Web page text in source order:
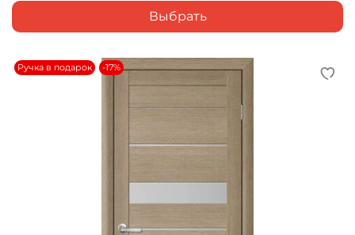
Выбрать
Ручка в подарок -17%